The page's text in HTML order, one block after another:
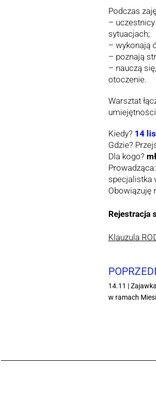
Podczas
–
sytuacjach;
– wykonają
– poznają
– nauczą
otoczenie.
Warsztat
Kiedy? 14
Gdzie?
Dla kogo?
Prowadząca:
specjalistka
Obowiązuję
Rejestracja
Klauzula
14.11 |
w ramach